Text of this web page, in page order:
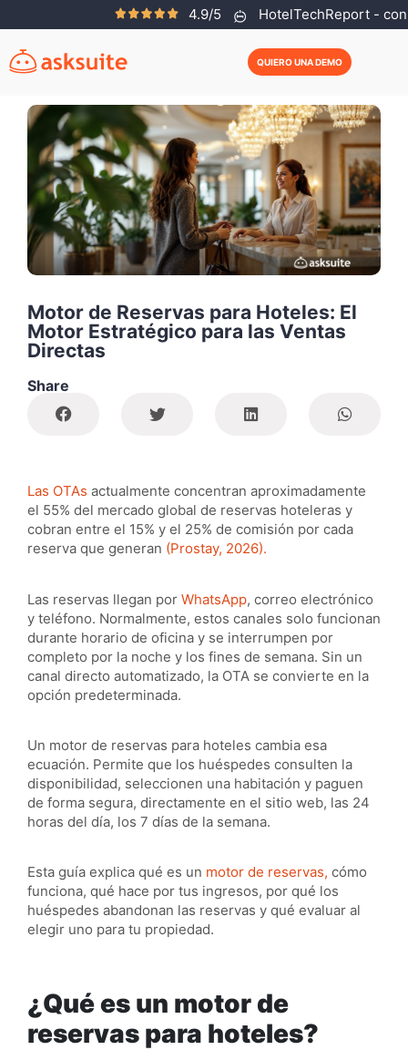
4.9/5 HotelTechReport -
QUIERO UNA DEMO
Motor de Reservas para Hoteles: El
Motor Estratégico para las Ventas
Directas
Share
Las OTAs actualmente concentran aproximadamente
el 55% del mercado global de reservas hoteleras y
cobran entre el 15% y el 25% de comisión por cada
reserva que generan (Prostay, 2026).
Las reservas llegan por WhatsApp, correo electrónico
y teléfono. Normalmente, estos canales solo funcionan
durante horario de oficina y se interrumpen por
completo por la noche y los fines de semana. Sin un
canal directo automatizado, la OTA se convierte en la
opción predeterminada.
Un motor de reservas para hoteles cambia esa
ecuación. Permite que los huéspedes consulten la
disponibilidad, seleccionen una habitación y paguen
de forma segura, directamente en el sitio web, las 24
horas del día, los 7 días de la semana.
Esta guía explica qué es un motor de reservas, cómo
funciona, qué hace por tus ingresos, por qué los
huéspedes abandonan las reservas y qué evaluar al
elegir uno para tu propiedad.
¿Qué es un motor de
reservas para hoteles?